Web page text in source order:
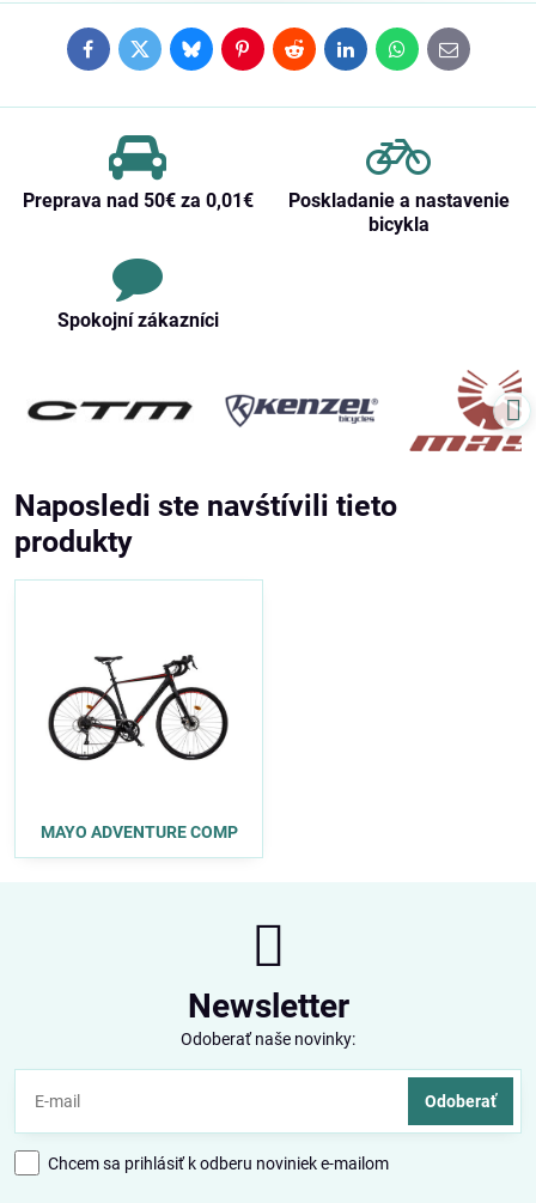
FacebookTwitterBlueskyPinterestRedditLinkedInWhatsApp
E-
mail
Preprava nad 50€ za 0,01€
Poskladanie a nastavenie
bicykla
Spokojní zákazníci
Naposledi ste navśtívili tieto
produkty
MAYO ADVENTURE COMP
Newsletter
Odoberať naše novinky:
Odoberať
Chcem sa prihlásiť k odberu noviniek e-mailom